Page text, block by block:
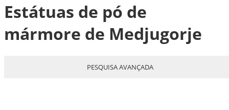
Estátuas de pó de
mármore de Medjugorje
PESQUISA AVANÇADA